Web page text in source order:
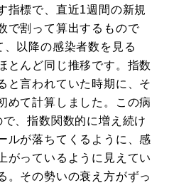
指標で、直近1週間の新規
で割って算出するもので
以降の感染者数を見る
とんど同じ推移です。指数
と言われていた時期に、そ
めて計算しました。この病
、指数関数的に増え続け
ルが落ちてくるように、感
がっているように見えてい
。その勢いの衰え方がずっ